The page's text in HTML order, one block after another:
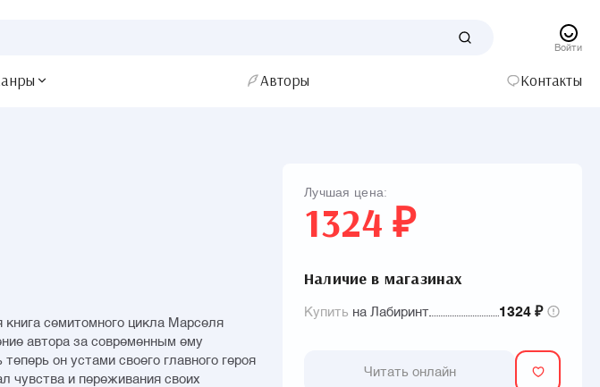
Войти
Авторы Контакты
семитомного цикла Марселя
автора за современным ему
он устами своего главного героя
чувства и переживания своих
Лучшая цена:
1324 ₽
Наличие в магазинах
Купить на Лабиринт 1324 ₽
Читать онлайн